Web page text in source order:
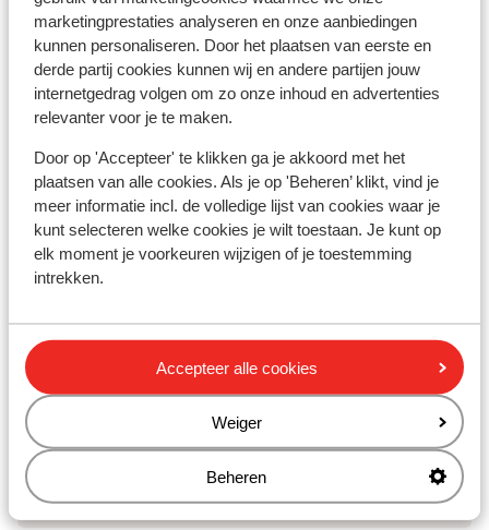
marketingprestaties analyseren en onze aanbiedingen
kunnen personaliseren. Door het plaatsen van eerste en
derde partij cookies kunnen wij en andere partijen jouw
internetgedrag volgen om zo onze inhoud en advertenties
relevanter voor je te maken.
Door op 'Accepteer' te klikken ga je akkoord met het
plaatsen van alle cookies. Als je op 'Beheren’ klikt, vind je
meer informatie incl. de volledige lijst van cookies waar je
kunt selecteren welke cookies je wilt toestaan. Je kunt op
elk moment je voorkeuren wijzigen of je toestemming
intrekken.
Accepteer alle cookies
Weiger
Beheren
Residenz Drachenstein Wildschönau
Erlebnishotel Bergkristall
Hotel Alphof
Hotel Alphof - kort verblijf
Hotel Schneeberger
Hotel der Kirchenwirt
Hotel Harfenwirt
Kristall Plaza